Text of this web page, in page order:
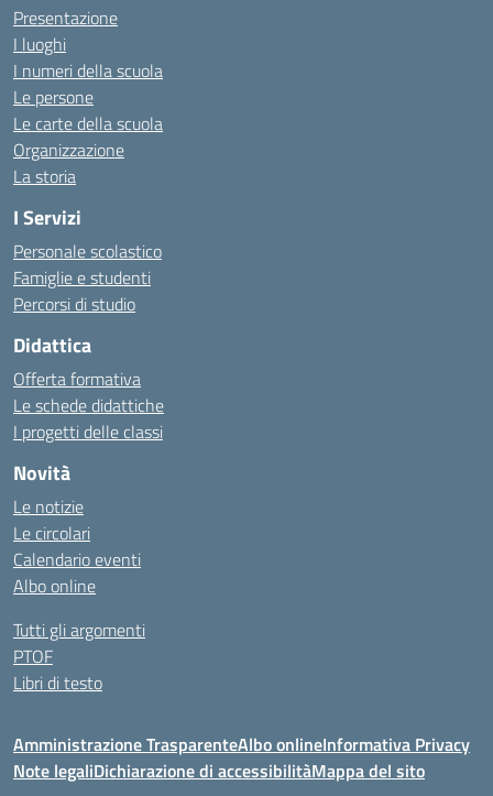
Presentazione
I luoghi
I numeri della scuola
Le persone
Le carte della scuola
Organizzazione
La storia
I Servizi
Personale scolastico
Famiglie e studenti
Percorsi di studio
Didattica
Offerta formativa
Le schede didattiche
I progetti delle classi
Novità
Le notizie
Le circolari
Calendario eventi
Albo online
Tutti gli argomenti
PTOF
Libri di testo
Amministrazione TrasparenteAlbo onlineInformativa Privacy
Note legaliDichiarazione di accessibilitàMappa del sito